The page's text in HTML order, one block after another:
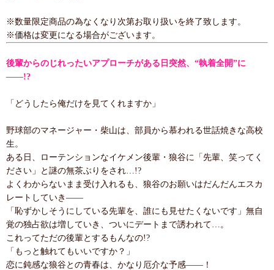
※数量限定商品の為なくなり次第お取り扱いを終了致します。
※価格は変更になる場合がございます。
後輩からのじれったいアプローチがある日突然、“執着全開”に
――!?
「どうしたら俺だけを見てくれますか」
野球部のマネージャー・柴山は、部員から慕われる世話焼きな高校
生。
ある日、ローテンションなイケメン後輩・狼谷に「先輩、笑ってく
ださい」と謎の無茶ぶりをされ…!?
よくわからないまま受け入れるも、狼谷のお願いはだんだんエスカ
レートしていき――
「恥ずかしそうにしている先輩を、誰にも見せたくないです」無自
覚の独占欲は増していき、ついにデートまで誘われて…。
これってただの後輩とするもんなの!?
「もっと触れてもいいですか？」
恋に鈍感な狼谷との青春は、かなり厄介な予感――！